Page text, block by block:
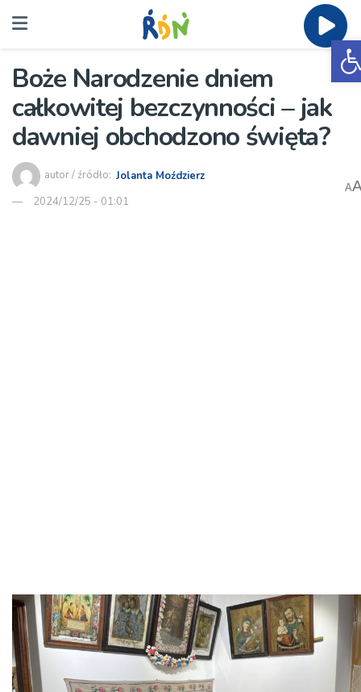
Boże Narodzenie dniem
całkowitej bezczynności – jak
dawniej obchodzono święta?
autor / źródło: Jolanta Moździerz
2024/12/25 - 01:01
A